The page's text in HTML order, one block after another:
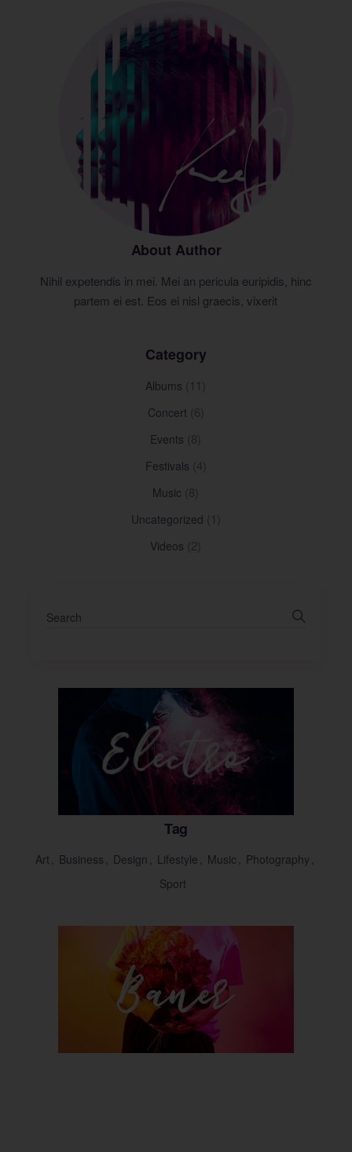
About Author
Nihil expetendis in mei. Mei an pericula euripidis, hinc
partem ei est. Eos ei nisl graecis, vixerit
Category
Albums (11)
Concert (6)
Events (8)
Festivals (4)
Music (8)
Uncategorized (1)
Videos (2)
Tag
Art Business Design Lifestyle Music
Photography
Sport